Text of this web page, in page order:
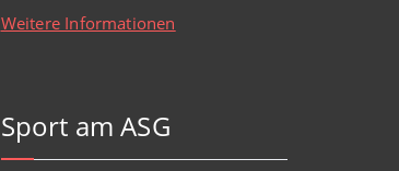
Weitere Informationen
Sport am ASG